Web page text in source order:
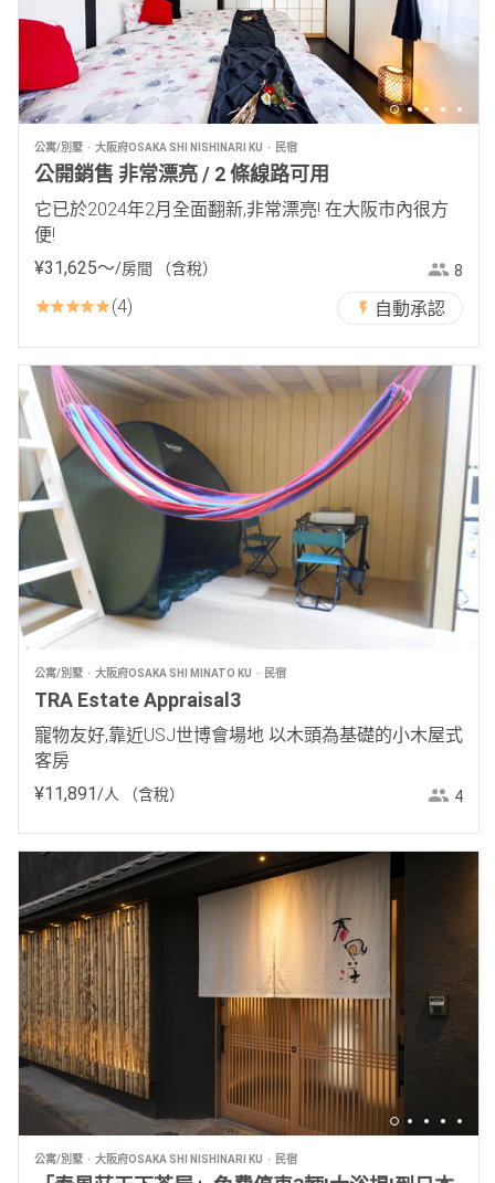
公寓/別墅 大阪府OSAKA SHI NISHINARI KU 民宿
公開銷售 非常漂亮 / 2 條線路可用
它已於2024年2月全面翻新,非常漂亮! 在大阪市內很方
便!
¥31,625〜/房間 （含稅） 8
4 自動承認
公寓/別墅 大阪府OSAKA SHI MINATO KU 民宿
TRA Estate Appraisal3
寵物友好,靠近USJ世博會場地 以木頭為基礎的小木屋式
客房
¥11,891/人 （含稅） 4
公寓/別墅 大阪府OSAKA SHI NISHINARI KU 民宿